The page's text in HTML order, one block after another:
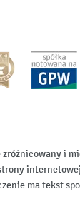
i
ma tekst